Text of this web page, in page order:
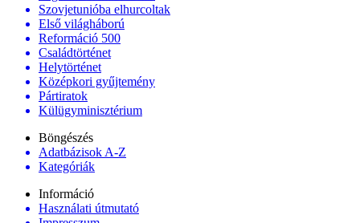
Szovjetunióba elhurcoltak
Első világháború
Reformáció 500
Családtörténet
Helytörténet
Középkori gyűjtemény
Pártiratok
Külügyminisztérium
Böngészés
Adatbázisok A-Z
Kategóriák
Információ
Használati útmutató